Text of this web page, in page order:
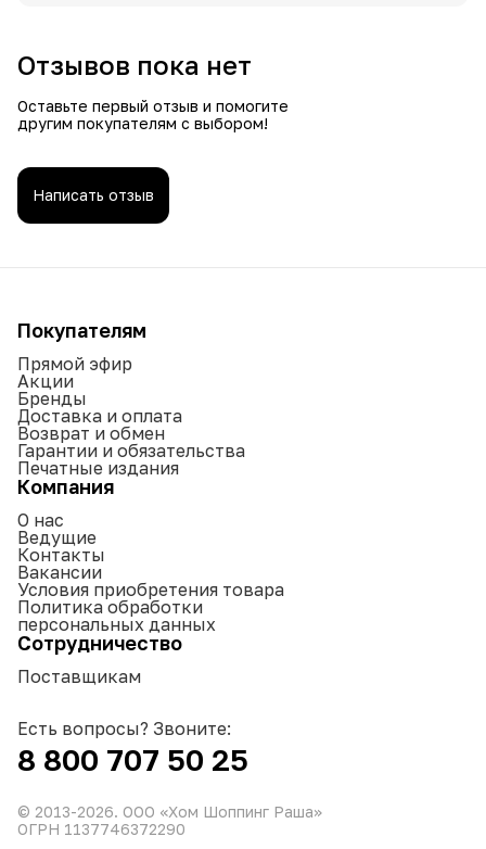
Отзывов пока нет
Оставьте первый отзыв и помогите
другим покупателям с выбором!
Написать отзыв
Покупателям
Прямой эфир
Акции
Бренды
Доставка и оплата
Возврат и обмен
Гарантии и обязательства
Печатные издания
Компания
О нас
Ведущие
Контакты
Вакансии
Условия приобретения товара
Политика обработки
персональных данных
Сотрудничество
Поставщикам
Есть вопросы? Звоните:
8 800 707 50 25
© 2013-2026. ООО «Хом Шоппинг Раша»
ОГРН 1137746372290